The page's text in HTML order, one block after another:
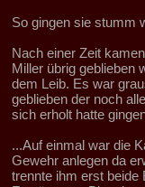
So gingen sie stumm
Nach einer Zeit
Miller übrig geblieben
dem Leib. Es war
geblieben der noch
sich erholt hatte
...Auf einmal war die
Gewehr anlegen da
trennte ihm erst beide